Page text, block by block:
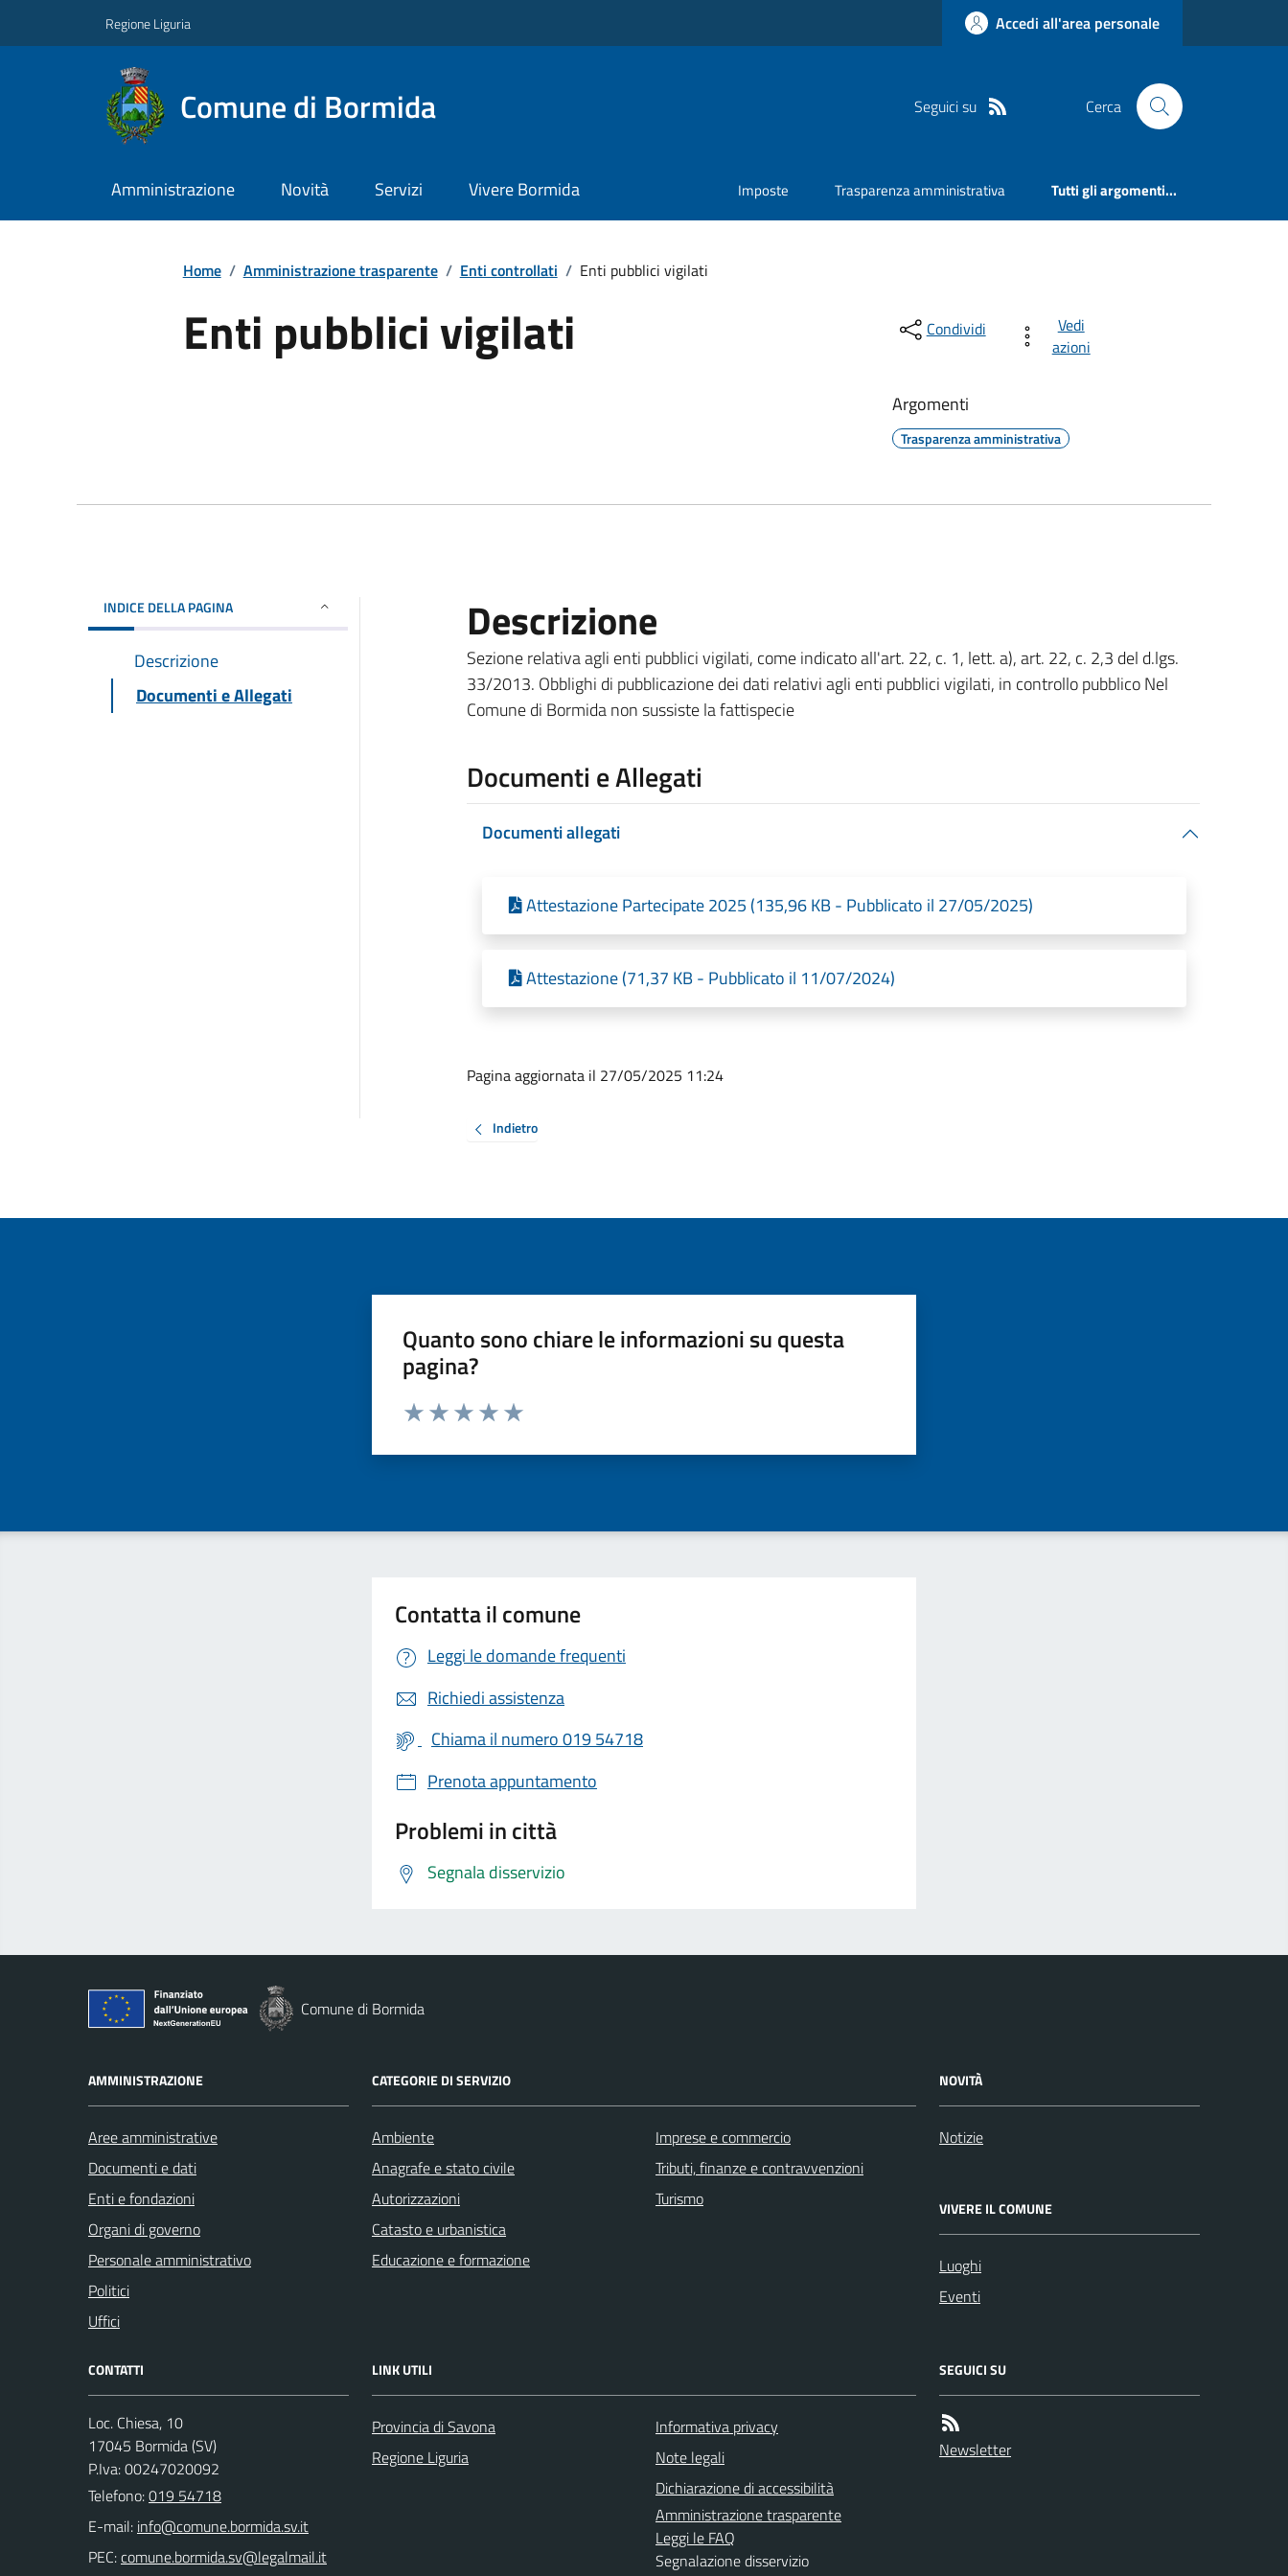
Regione Liguria Accedi all'area personale
Comune di Bormida Seguici su Cerca
Amministrazione Novità Servizi Vivere Bormida Imposte Trasparenza amministrativa Tutti gli argomenti...
Home / Amministrazione trasparente / Enti controllati / Enti pubblici vigilati
Enti pubblici vigilati Condividi
Vedi
azioni
Argomenti
Trasparenza amministrativa
INDICE DELLA PAGINA
Descrizione
Documenti e Allegati
Descrizione
Sezione relativa agli enti pubblici vigilati, come indicato all'art. 22, c. 1, lett. a), art. 22, c. 2,3 del d.lgs.
33/2013. Obblighi di pubblicazione dei dati relativi agli enti pubblici vigilati, in controllo pubblico Nel
Comune di Bormida non sussiste la fattispecie
Documenti e Allegati
Documenti allegati
Attestazione Partecipate 2025 (135,96 KB - Pubblicato il 27/05/2025)
Attestazione (71,37 KB - Pubblicato il 11/07/2024)
Pagina aggiornata il 27/05/2025 11:24
Indietro
Quanto sono chiare le informazioni su questa
pagina?
Valuta da 1 a 5 stelle la pagina
Contatta il comune
Leggi le domande frequenti
Richiedi assistenza
Chiama il numero 019 54718
Prenota appuntamento
Problemi in città
Segnala disservizio
Comune di Bormida
AMMINISTRAZIONE
Aree amministrative
Documenti e dati
Enti e fondazioni
Organi di governo
Personale amministrativo
Politici
Uffici
CATEGORIE DI SERVIZIO
Ambiente
Anagrafe e stato civile
Autorizzazioni
Catasto e urbanistica
Educazione e formazione
Imprese e commercio
Tributi, finanze e contravvenzioni
Turismo
NOVITÀ
Notizie
VIVERE IL COMUNE
Luoghi
Eventi
CONTATTI
Loc. Chiesa, 10
17045 Bormida (SV)
P.Iva: 00247020092
Telefono:019 54718
E-mail:
PEC:
LINK UTILI
Provincia di Savona
Regione Liguria
Informativa privacy
Note legali
Dichiarazione di accessibilità
Amministrazione trasparente
Leggi le FAQ
Segnalazione disservizio
SEGUICI SU
Newsletter